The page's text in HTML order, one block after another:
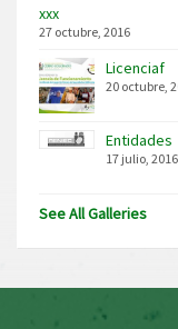
xxx
27 octubre, 2016
Licenciaf
20 octubre,
Entidades
17 julio, 2016
See All Galleries